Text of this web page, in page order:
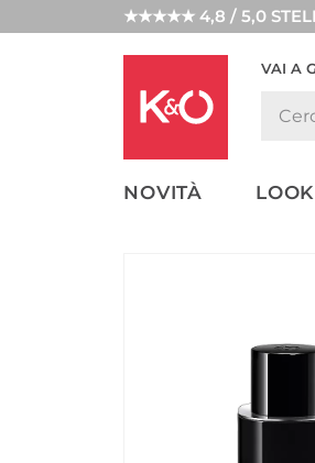
★★★★★ 4,8 / 5,0
VAI A
NOVITÀ LOOK
LOOK
WEDDING